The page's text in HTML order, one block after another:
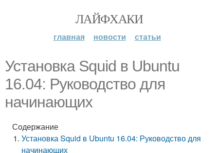
ЛАЙФХАКИ
главная новости статьи
Установка Squid в Ubuntu
16.04: Руководство для
начинающих
Содержание
Установка Squid в Ubuntu 16.04: Руководство для
начинающих